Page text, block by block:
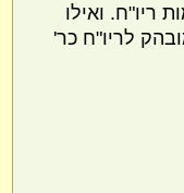
ריו"ח. ואילו
לריו"ח כר'